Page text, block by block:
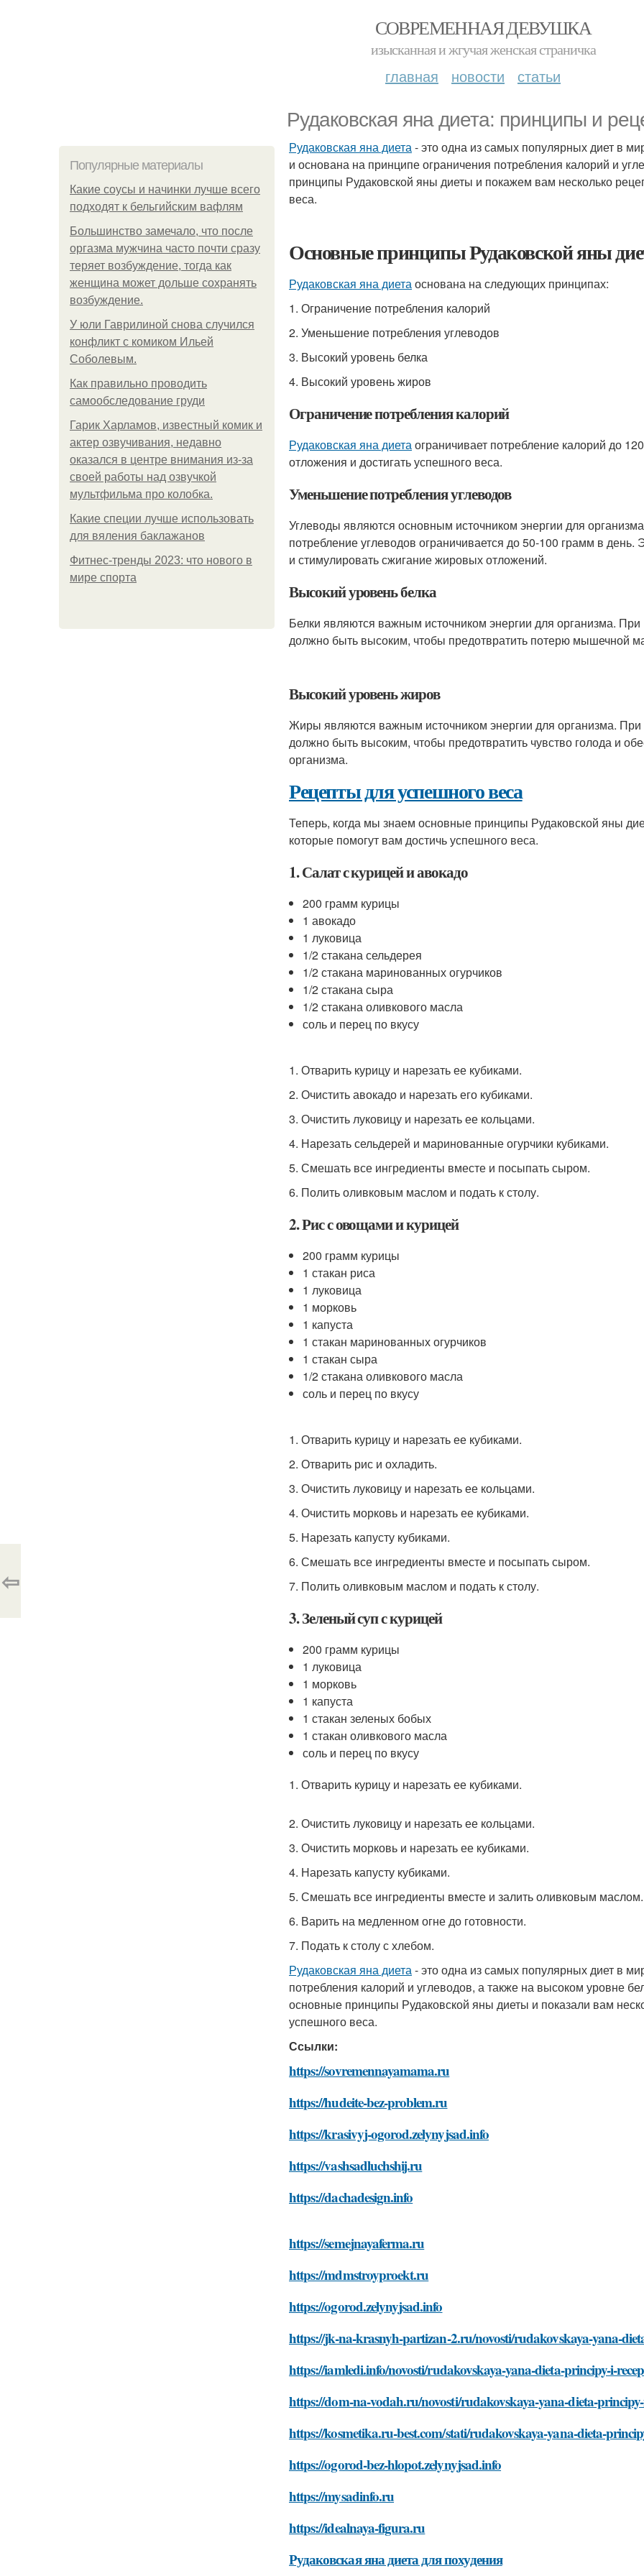
СОВРЕМЕННАЯ ДЕВУШКА
изысканная и жгучая женская страничка
главная новости статьи
Рудаковская яна диета: принципы и
Популярные материалы
Какие соусы и начинки лучше всего
подходят к бельгийским вафлям
Большинство замечало, что после
оргазма мужчина часто почти сразу
теряет возбуждение, тогда как
женщина может дольше сохранять
возбуждение.
У юли Гаврилиной снова случился
конфликт с комиком Ильей
Соболевым.
Как правильно проводить
самообследование груди
Гарик Харламов, известный комик и
актер озвучивания, недавно
оказался в центре внимания из-за
своей работы над озвучкой
мультфильма про колобка.
Какие специи лучше использовать
для вяления баклажанов
Фитнес-тренды 2023: что нового в
мире спорта
Рудаковская яна диета- это одна из самых популярных диет в
и основана на принципе ограничения потребления калорий и
принципы Рудаковской яны диеты и покажем вам несколько
веса.
Основные принципы Рудаковской яны
Рудаковская яна диетаоснована на следующих принципах:
1. Ограничение потребления калорий
2. Уменьшение потребления углеводов
3. Высокий уровень белка
4. Высокий уровень жиров
Ограничение потребления калорий
Рудаковская яна диетаограничивает потребление калорий до
отложения и достигать успешного веса.
Уменьшение потребления углеводов
Углеводы являются основным источником энергии для
потребление углеводов ограничивается до 50-100 грамм в день.
и стимулировать сжигание жировых отложений.
Высокий уровень белка
Белки являются важным источником энергии для организма. При
должно быть высоким, чтобы предотвратить потерю мышечной
Высокий уровень жиров
Жиры являются важным источником энергии для организма. При
должно быть высоким, чтобы предотвратить чувство голода и
организма.
Рецепты для успешного веса
Теперь, когда мы знаем основные принципы Рудаковской яны
которые помогут вам достичь успешного веса.
1. Салат с курицей и авокадо
200 грамм курицы
1 авокадо
1 луковица
1/2 стакана сельдерея
1/2 стакана маринованных огурчиков
1/2 стакана сыра
1/2 стакана оливкового масла
соль и перец по вкусу
1. Отварить курицу и нарезать ее кубиками.
2. Очистить авокадо и нарезать его кубиками.
3. Очистить луковицу и нарезать ее кольцами.
4. Нарезать сельдерей и маринованные огурчики кубиками.
5. Смешать все ингредиенты вместе и посыпать сыром.
6. Полить оливковым маслом и подать к столу.
2. Рис с овощами и курицей
200 грамм курицы
1 стакан риса
1 луковица
1 морковь
1 капуста
1 стакан маринованных огурчиков
1 стакан сыра
1/2 стакана оливкового масла
соль и перец по вкусу
1. Отварить курицу и нарезать ее кубиками.
2. Отварить рис и охладить.
3. Очистить луковицу и нарезать ее кольцами.
4. Очистить морковь и нарезать ее кубиками.
5. Нарезать капусту кубиками.
6. Смешать все ингредиенты вместе и посыпать сыром.
7. Полить оливковым маслом и подать к столу.
3. Зеленый суп с курицей
200 грамм курицы
1 луковица
1 морковь
1 капуста
1 стакан зеленых бобых
1 стакан оливкового масла
соль и перец по вкусу
1. Отварить курицу и нарезать ее кубиками.
2. Очистить луковицу и нарезать ее кольцами.
3. Очистить морковь и нарезать ее кубиками.
4. Нарезать капусту кубиками.
5. Смешать все ингредиенты вместе и залить оливковым маслом.
6. Варить на медленном огне до готовности.
7. Подать к столу с хлебом.
Рудаковская яна диета- это одна из самых популярных диет в
потребления калорий и углеводов, а также на высоком уровне
основные принципы Рудаковской яны диеты и показали вам
успешного веса.
Ссылки:
https://sovremennayamama.ru
https://hudeite-bez-problem.ru
https://krasivyj-ogorod.zelynyjsad.info
https://vashsadluchshij.ru
https://dachadesign.info
https://semejnayaferma.ru
https://mdmstroyproekt.ru
https://ogorod.zelynyjsad.info
https://jk-na-krasnyh-partizan-2.ru/novosti/rudakovskaya-yana-
https://iamledi.info/novosti/rudakovskaya-yana-dieta-principy-i-
https://dom-na-vodah.ru/novosti/rudakovskaya-yana-dieta-
https://kosmetika.ru-best.com/stati/rudakovskaya-yana-dieta-
https://ogorod-bez-hlopot.zelynyjsad.info
https://mysadinfo.ru
https://idealnaya-figura.ru
Рудаковская яна диета для похудения
⇦